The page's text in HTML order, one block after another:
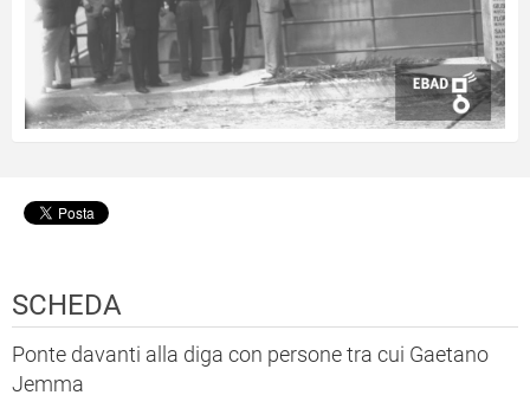
SCHEDA
Ponte davanti alla diga con persone tra cui Gaetano
Jemma